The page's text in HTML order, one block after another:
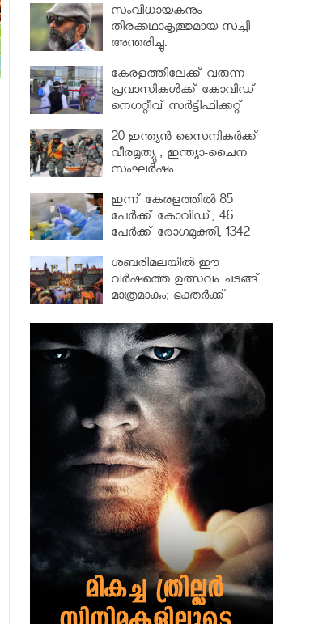
സംവിധായകനും
തിരക്കഥാകൃത്തുമായ സച്ചി
അന്തരിച്ചു.
കേരളത്തിലേക്ക് വരുന്ന
പ്രവാസികള്‍ക്ക് കോവിഡ്
നെഗറ്റീവ് സര്‍ട്ടിഫിക്കറ്റ്
20 ഇന്ത്യൻ സൈനികർക്ക്
വീരമൃത്യു ; ഇന്ത്യാ-ചൈന
സംഘർഷം
ഇന്ന് കേരളത്തിൽ 85
പേർക്ക് കോവിഡ്; 46
പേർക്ക് രോഗമുക്തി, 1342
ശബരിമലയില്‍ ഈ
വർഷത്തെ ഉത്സവം ചടങ്ങ്
മാത്രമാകും; ഭക്തർക്ക്